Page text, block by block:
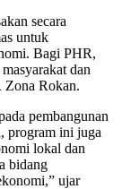
secara
untuk
Bagi PHR,
dan
Zona Rokan.
pembangunan
program ini juga
lokal dan
bidang
ujar